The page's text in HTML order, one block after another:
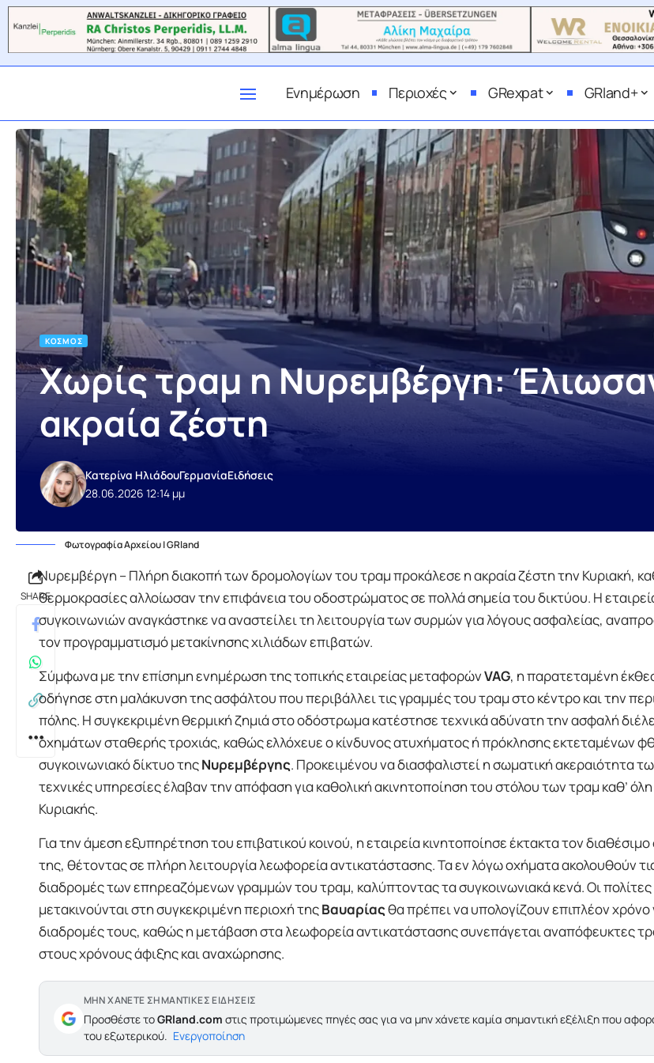
Ενημέρωση Περιοχές GRexpat GRland+
ΚΌΣΜΟΣ
Χωρίς τραμ η Νυρεμβέργη:
ακραία ζέστη
28.06.2026 12:14 μμ
Κατερίνα ΗλιάδουΓερμανίαΕιδήσεις
Φωτογραφία Αρχείου | GRland
SHARE
Νυρεμβέργη – Πλήρη διακοπή των δρομολογίων του τραμ προκάλεσε η ακραία ζέστη την Κυριακή,
θερμοκρασίες αλλοίωσαν την επιφάνεια του οδοστρώματος σε πολλά σημεία του δικτύου. Η
συγκοινωνιών αναγκάστηκε να αναστείλει τη λειτουργία των συρμών για λόγους ασφαλείας,
τον προγραμματισμό μετακίνησης χιλιάδων επιβατών.
Σύμφωνα με την επίσημη ενημέρωση της τοπικής εταιρείας μεταφορώνVAG, η παρατεταμένη
οδήγησε στη μαλάκυνση της ασφάλτου που περιβάλλει τις γραμμές του τραμ στο κέντρο και την
πόλης. Η συγκεκριμένη θερμική ζημιά στο οδόστρωμα κατέστησε τεχνικά αδύνατη την ασφαλή
οχημάτων σταθερής τροχιάς, καθώς ελλόχευε ο κίνδυνος ατυχήματος ή πρόκλησης εκτεταμένων
συγκοινωνιακό δίκτυο τηςΝυρεμβέργης. Προκειμένου να διασφαλιστεί η σωματική ακεραιότητα
τεχνικές υπηρεσίες έλαβαν την απόφαση για καθολική ακινητοποίηση του στόλου των τραμ καθ’ όλη
Κυριακής.
Για την άμεση εξυπηρέτηση του επιβατικού κοινού, η εταιρεία κινητοποίησε έκτακτα τον
της, θέτοντας σε πλήρη λειτουργία λεωφορεία αντικατάστασης. Τα εν λόγω οχήματα ακολουθούν
διαδρομές των επηρεαζόμενων γραμμών του τραμ, καλύπτοντας τα συγκοινωνιακά κενά. Οι
μετακινούνται στη συγκεκριμένη περιοχή τηςΒαυαρίαςθα πρέπει να υπολογίζουν επιπλέον χρόνο
διαδρομές τους, καθώς η μετάβαση στα λεωφορεία αντικατάστασης συνεπάγεται αναπόφευκτες
στους χρόνους άφιξης και αναχώρησης.
ΜΗΝ ΧΑΝΕΤΕ ΣΗΜΑΝΤΙΚΕΣ ΕΙΔΗΣΕΙΣ
Προσθέστε τοGRland.com στις προτιμώμενες πηγές σας για να μην χάνετε καμία σημαντική εξέλιξη που
του εξωτερικού. Ενεργοποίηση